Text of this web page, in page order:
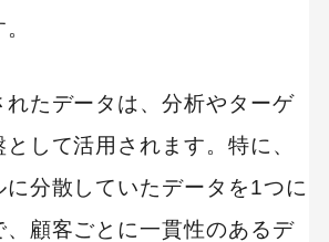
れたデータは、分析やターゲ
して活用されます。特に、
分散していたデータを1つに
、顧客ごとに一貫性のあるデ